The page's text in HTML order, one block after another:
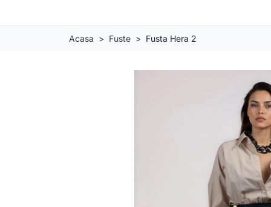
Acasa Fuste Fusta Hera 2